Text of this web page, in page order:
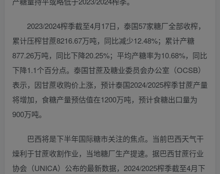
2023/2024榨季截至4月17日，泰国57家糖厂全部收榨，
累计压榨甘蔗8216.67万吨，同比减少12.48%；累计产糖
877.26万吨，同比下降20.25%；平均产糖率为10.68%，同比
下降1.1个百分点。泰国甘蔗及糖业委员会办公室（OCSB）
表示，因甘蔗收购价上涨，预计泰国2024/2025榨季甘蔗产量
将增加，食糖产量预估值在1200万吨，预计食糖出口量为
900万吨。
巴西将是下半年国际糖市关注的焦点。当前巴西天气干
燥利于甘蔗收割作业，当地糖厂生产提速。据巴西甘蔗行业
协会（UNICA）公布的最新数据，2024/2025榨季截至4月下